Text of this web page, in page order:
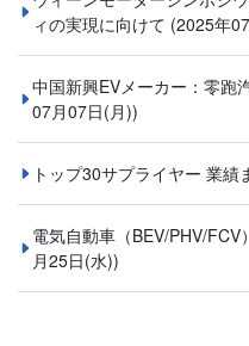
ィの実現に向けて (2025年
中国新興EVメーカー：零跑
07月07日(月))
トップ30サプライヤー 業績
電気自動車（BEV/PHV/
月25日(水))